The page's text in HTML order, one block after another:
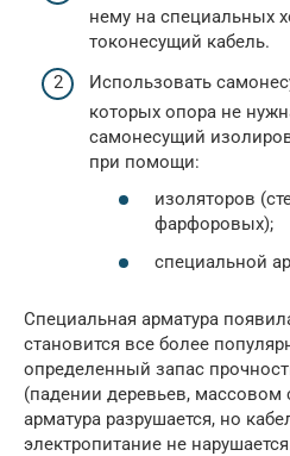
нему на специальных
токонесущий кабель.
Использовать
которых опора не
самонесущий
при помощи:
изоляторов
фарфоровых);
специальной
Специальная арматура
становится все более
определенный запас
(падении деревьев, массовом
арматура разрушается, но
электропитание не